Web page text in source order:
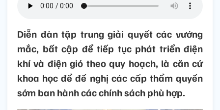
Diễn đàn tập trung giải quyết các vướng
mắc, bất cập để tiếp tục phát triển điện
khí và điện gió theo quy hoạch, là căn cứ
khoa học để đề nghị các cấp thẩm quyền
sớm ban hành các chính sách phù hợp.